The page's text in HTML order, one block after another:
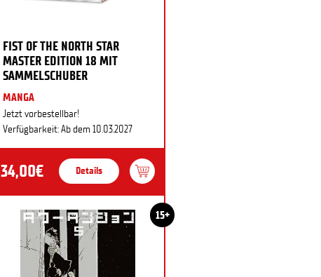
FIST OF THE NORTH STAR
MASTER EDITION 18 MIT
SAMMELSCHUBER
MANGA
Jetzt vorbestellbar!
Verfügbarkeit: Ab dem 10.03.2027
34,00€ Details
15+